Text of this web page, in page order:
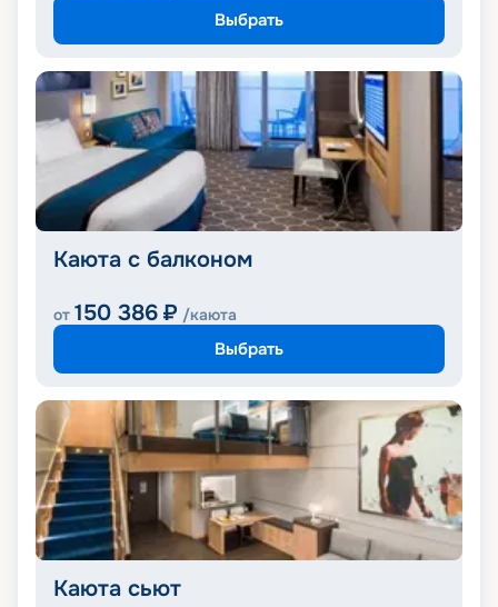
Выбрать
Каюта с балконом
от 150 386 ₽ /каюта
Выбрать
Каюта сьют